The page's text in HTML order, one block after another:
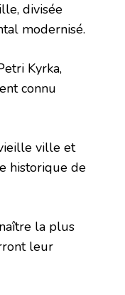
divisée
modernisé.
Kyrka,
connu
ville et
historique de
la plus
leur